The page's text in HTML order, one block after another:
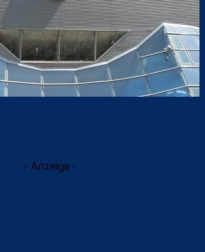
- Anzeige -